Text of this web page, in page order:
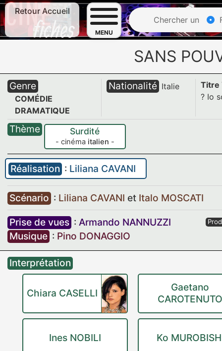
Retour Accueil
MENU
Chercher un
SANS
Genre
COMÉDIE
DRAMATIQUE
Nationalité Italie
Titre
? Io
Thème Surdité
- cinéma italien -
Réalisation : Liliana CAVANI
Scénario : Liliana CAVANI et Italo MOSCATI
Prise de vues : Armando NANNUZZI
Musique : Pino DONAGGIO
Interprétation
Chiara CASELLI
Gaetano
Ines NOBILI Ko